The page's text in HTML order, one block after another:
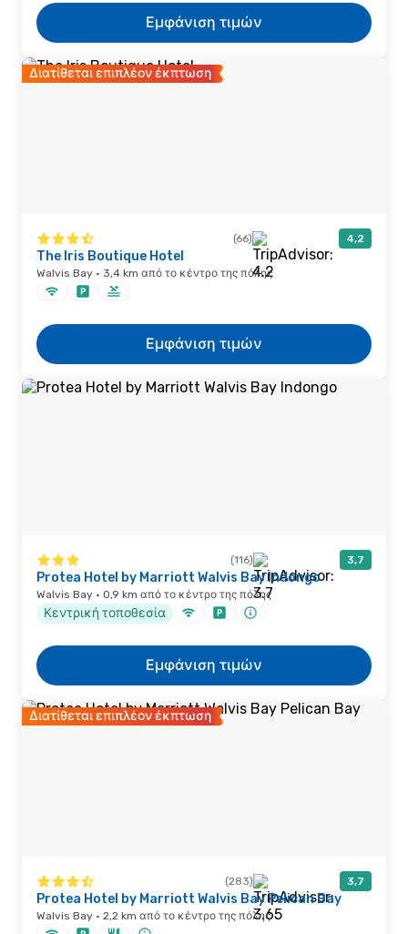
Εμφάνιση τιμών
Διατίθεται επιπλέον έκπτωση
(66) 4,2
The Iris Boutique Hotel
Walvis Bay · 3,4 km από το κέντρο της πόλης
Εμφάνιση τιμών
(116) 3,7
Protea Hotel by Marriott Walvis Bay Indongo
Walvis Bay · 0,9 km από το κέντρο της πόλης
Κεντρική τοποθεσία
Εμφάνιση τιμών
Διατίθεται επιπλέον έκπτωση
(283) 3,7
Protea Hotel by Marriott Walvis Bay Pelican Bay
Walvis Bay · 2,2 km από το κέντρο της πόλης